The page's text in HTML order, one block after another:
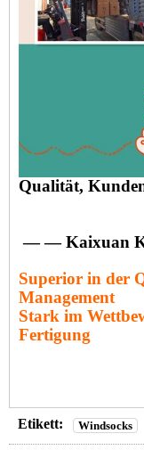
Qualität,
— — Kaixuan
Superior in der
Management
Stark im
Fertigung
Etikett: Windsocks